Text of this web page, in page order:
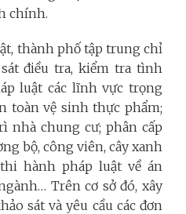
chính.
thành phố tập trung chỉ
điều tra, kiểm tra tình
luật các lĩnh vực trọng
toàn vệ sinh thực phẩm;
nhà chung cư; phân cấp
bộ, công viên, cây xanh
hành pháp luật về án
Trên cơ sở đó, xây
sát và yêu cầu các đơn